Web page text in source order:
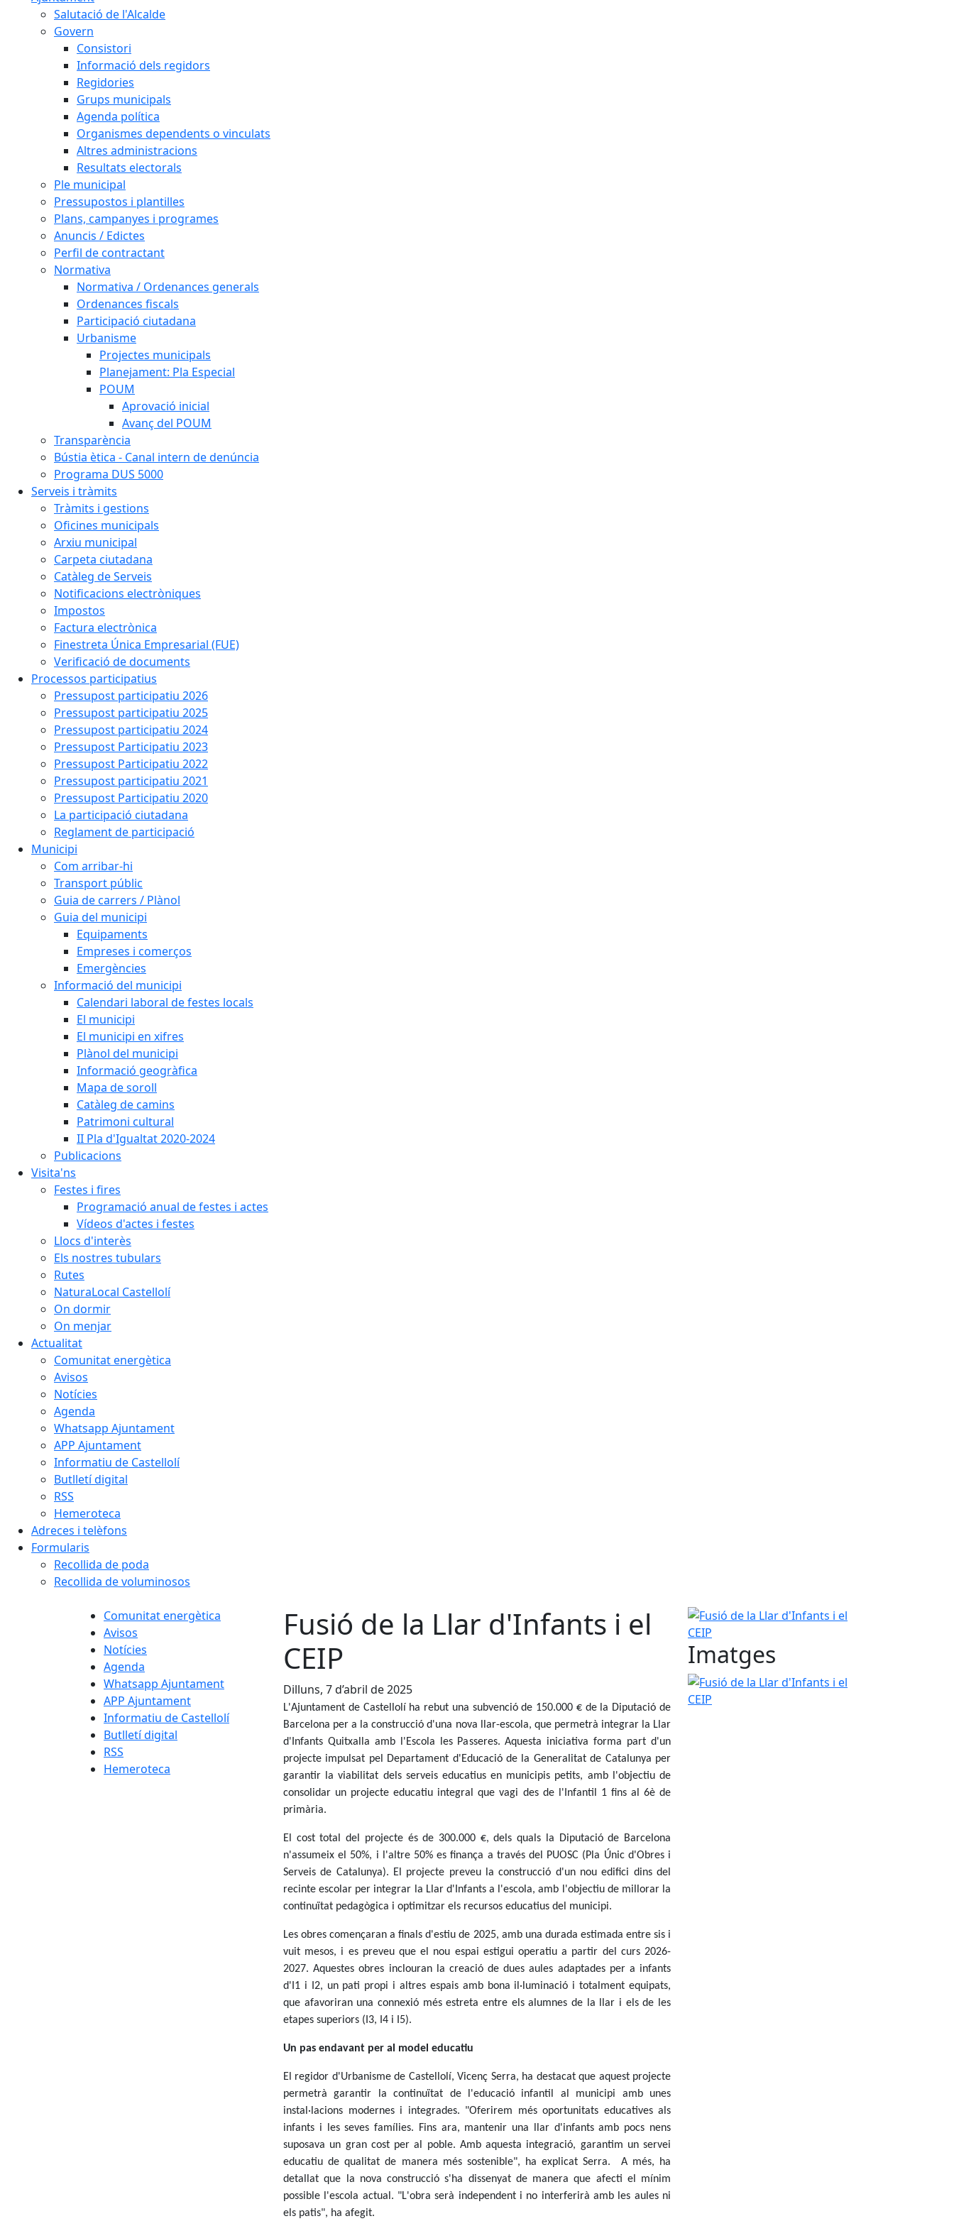
Salutació de l'Alcalde
Govern
Consistori
Informació dels regidors
Regidories
Grups municipals
Agenda política
Organismes dependents o vinculats
Altres administracions
Resultats electorals
Ple municipal
Pressupostos i plantilles
Plans, campanyes i programes
Anuncis / Edictes
Perfil de contractant
Normativa
Normativa / Ordenances generals
Ordenances fiscals
Participació ciutadana
Urbanisme
Projectes municipals
Planejament: Pla Especial
POUM
Aprovació inicial
Avanç del POUM
Transparència
Bústia ètica - Canal intern de denúncia
Programa DUS 5000
Serveis i tràmits
Tràmits i gestions
Oficines municipals
Arxiu municipal
Carpeta ciutadana
Catàleg de Serveis
Notificacions electròniques
Impostos
Factura electrònica
Finestreta Única Empresarial (FUE)
Verificació de documents
Processos participatius
Pressupost participatiu 2026
Pressupost participatiu 2025
Pressupost participatiu 2024
Pressupost Participatiu 2023
Pressupost Participatiu 2022
Pressupost participatiu 2021
Pressupost Participatiu 2020
La participació ciutadana
Reglament de participació
Municipi
Com arribar-hi
Transport públic
Guia de carrers / Plànol
Guia del municipi
Equipaments
Empreses i comerços
Emergències
Informació del municipi
Calendari laboral de festes locals
El municipi
El municipi en xifres
Plànol del municipi
Informació geogràfica
Mapa de soroll
Catàleg de camins
Patrimoni cultural
II Pla d'Igualtat 2020-2024
Publicacions
Visita'ns
Festes i fires
Programació anual de festes i actes
Vídeos d'actes i festes
Llocs d'interès
Els nostres tubulars
Rutes
NaturaLocal Castellolí
On dormir
On menjar
Actualitat
Comunitat energètica
Avisos
Notícies
Agenda
Whatsapp Ajuntament
APP Ajuntament
Informatiu de Castellolí
Butlletí digital
RSS
Hemeroteca
Adreces i telèfons
Formularis
Recollida de poda
Recollida de voluminosos
Comunitat energètica
Avisos
Notícies
Agenda
Whatsapp Ajuntament
APP Ajuntament
Informatiu de Castellolí
Butlletí digital
RSS
Hemeroteca
Fusió de la Llar d'Infants i el
CEIP
Dilluns, 7 d’abril de 2025
L'Ajuntament de Castellolí ha rebut una subvenció de 150.000 € de la Diputació de
Barcelona per a la construcció d'una nova llar-escola, que permetrà integrar la Llar
d'Infants Quitxalla amb l'Escola les Passeres. Aquesta iniciativa forma part d'un
projecte impulsat pel Departament d'Educació de la Generalitat de Catalunya per
garantir la viabilitat dels serveis educatius en municipis petits, amb l'objectiu de
consolidar un projecte educatiu integral que vagi des de l'Infantil 1 fins al 6è de
primària.
El cost total del projecte és de 300.000 €, dels quals la Diputació de Barcelona
n'assumeix el 50%, i l'altre 50% es finança a través del PUOSC (Pla Únic d'Obres i
Serveis de Catalunya). El projecte preveu la construcció d'un nou edifici dins del
recinte escolar per integrar la Llar d'Infants a l'escola, amb l'objectiu de millorar la
continuïtat pedagògica i optimitzar els recursos educatius del municipi.
Les obres començaran a finals d'estiu de 2025, amb una durada estimada entre sis i
vuit mesos, i es preveu que el nou espai estigui operatiu a partir del curs 2026-
2027. Aquestes obres inclouran la creació de dues aules adaptades per a infants
d'I1 i I2, un pati propi i altres espais amb bona il·luminació i totalment equipats,
que afavoriran una connexió més estreta entre els alumnes de la llar i els de les
etapes superiors (I3, I4 i I5).
Un pas endavant per al model educatiu
El regidor d'Urbanisme de Castellolí, Vicenç Serra, ha destacat que aquest projecte
permetrà garantir la continuïtat de l'educació infantil al municipi amb unes
instal·lacions modernes i integrades. "Oferirem més oportunitats educatives als
infants i les seves famílies. Fins ara, mantenir una llar d'infants amb pocs nens
suposava un gran cost per al poble. Amb aquesta integració, garantim un servei
educatiu de qualitat de manera més sostenible", ha explicat Serra. A més, ha
detallat que la nova construcció s'ha dissenyat de manera que afecti el mínim
possible l'escola actual. "L'obra serà independent i no interferirà amb les aules ni
els patis", ha afegit.
Fusió de la Llar d'Infants i el CEIP
Imatges
Fusió de la Llar d'Infants i el CEIP